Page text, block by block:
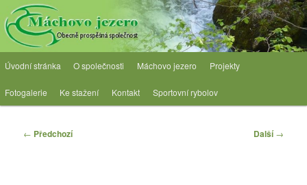
Přejít
k
hlavnímu
obsahu
webu OPS Máchovo jezero
Obecně prospěšná společnost
Hlavní
menu
Úvodní stránka O společnosti Máchovo jezero Projekty
Fotogalerie Ke stažení Kontakt Sportovní rybolov
Navigace
← Předchozí Další→